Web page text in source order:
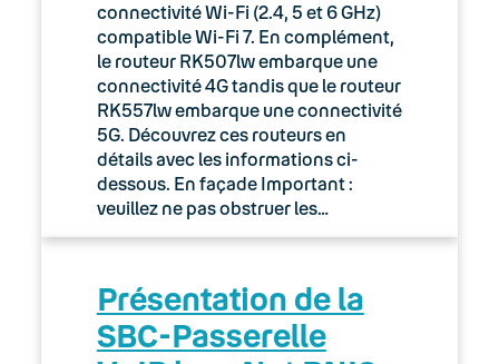
connectivité Wi-Fi (2.4, 5 et 6 GHz)
compatible Wi-Fi 7. En complément,
le routeur RK507lw embarque une
connectivité 4G tandis que le routeur
RK557lw embarque une connectivité
5G. Découvrez ces routeurs en
détails avec les informations ci-
dessous. En façade Important :
veuillez ne pas obstruer les…
Présentation de la
SBC-Passerelle